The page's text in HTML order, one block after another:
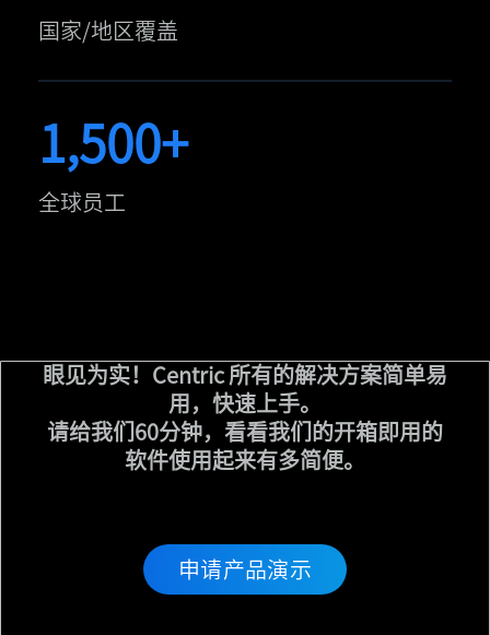
国家/地区覆盖
1,500+
全球员工
眼见为实！Centric 所有的解决方案简单易
用，快速上手。
请给我们60分钟，看看我们的开箱即用的
软件使用起来有多简便。
申请产品演示